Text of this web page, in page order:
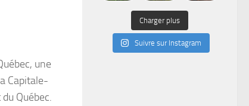
une
Capitale-
Québec.
Charger plus
Suivre sur Instagram